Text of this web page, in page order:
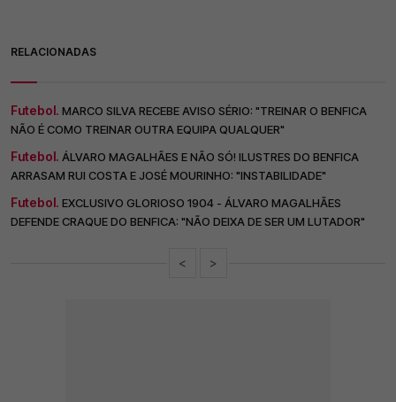
RELACIONADAS
Futebol. MARCO SILVA RECEBE AVISO SÉRIO: "TREINAR O BENFICA
NÃO É COMO TREINAR OUTRA EQUIPA QUALQUER"
Futebol. ÁLVARO MAGALHÃES E NÃO SÓ! ILUSTRES DO BENFICA
ARRASAM RUI COSTA E JOSÉ MOURINHO: "INSTABILIDADE"
Futebol. EXCLUSIVO GLORIOSO 1904 - ÁLVARO MAGALHÃES
DEFENDE CRAQUE DO BENFICA: "NÃO DEIXA DE SER UM LUTADOR"
< >